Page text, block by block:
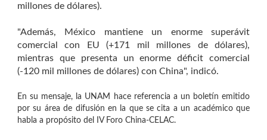
millones de dólares).
"Además, México mantiene un enorme superávit
comercial con EU (+171 mil millones de dólares),
mientras que presenta un enorme déficit comercial
(-120 mil millones de dólares) con China", indicó.
En su mensaje, la UNAM hace referencia a un boletín emitido
por su área de difusión en la que se cita a un académico que
habla a propósito del IV Foro China-CELAC.